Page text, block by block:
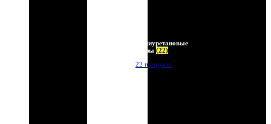
Полиуретановые
линзы (22)
22 продукта